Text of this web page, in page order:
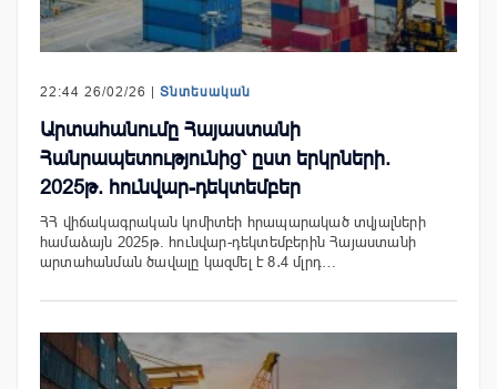
22:44 26/02/26 | Տնտեսական
Արտահանումը Հայաստանի
Հանրապետությունից՝ ըստ երկրների.
2025թ. հունվար-դեկտեմբեր
ՀՀ վիճակագրական կոմիտեի հրապարակած տվյալների
համաձայն 2025թ. հունվար-դեկտեմբերին Հայաստանի
արտահանման ծավալը կազմել է 8․4 մլրդ…